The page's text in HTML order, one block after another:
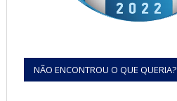
NÃO ENCONTROU O QUE QUERIA?